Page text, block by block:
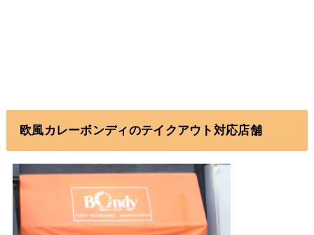
欧風カレーボンディのテイクアウト対応店舗